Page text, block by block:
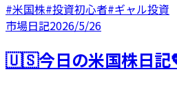
#米国株#投資初心者#ギャル投資
市場日記2026/5/26
🇺🇸今日の米国株日記